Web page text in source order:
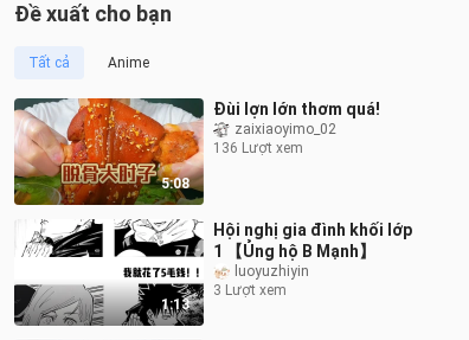
Đề xuất cho bạn
Tất cả Anime
5:08
Đùi lợn lớn thơm quá!
zaixiaoyimo_02
136 Lượt xem
1:13
Hội nghị gia đình khối lớp
1 【Ủng hộ B Mạnh】
luoyuzhiyin
3 Lượt xem